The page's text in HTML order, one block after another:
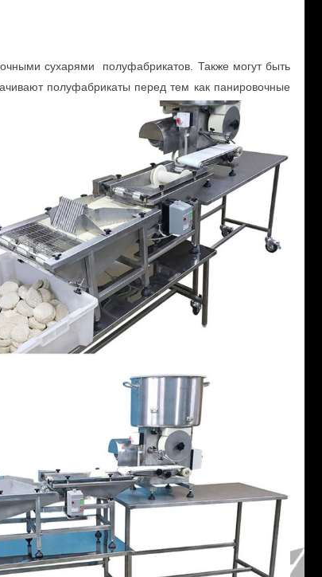
сухарями полуфабрикатов. Также могут быть
полуфабрикаты перед тем как панировочные